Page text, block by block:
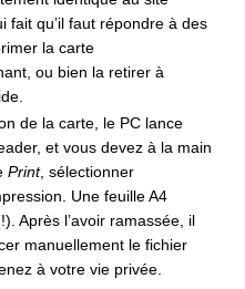
fait qu’il faut répondre à des
la carte
ou bien la retirer à
de la carte, le PC lance
et vous devez à la main
Print, sélectionner
Une feuille A4
Après l’avoir ramassée, il
manuellement le fichier
à votre vie privée.